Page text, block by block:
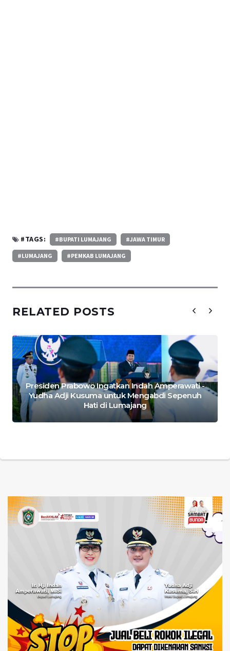
#TAGS: #BUPATI LUMAJANG #JAWA TIMUR
#LUMAJANG #PEMKAB LUMAJANG
RELATED POSTS
Presiden Prabowo Ingatkan Indah Amperawati -
Yudha Adji Kusuma untuk Mengabdi Sepenuh
Hati di Lumajang